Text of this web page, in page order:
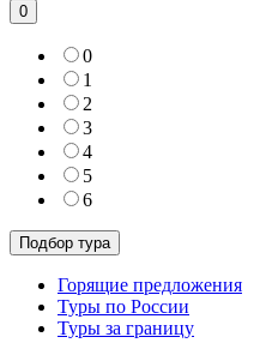
0
0
1
2
3
4
5
6
Горящие предложения
Туры по России
Туры за границу